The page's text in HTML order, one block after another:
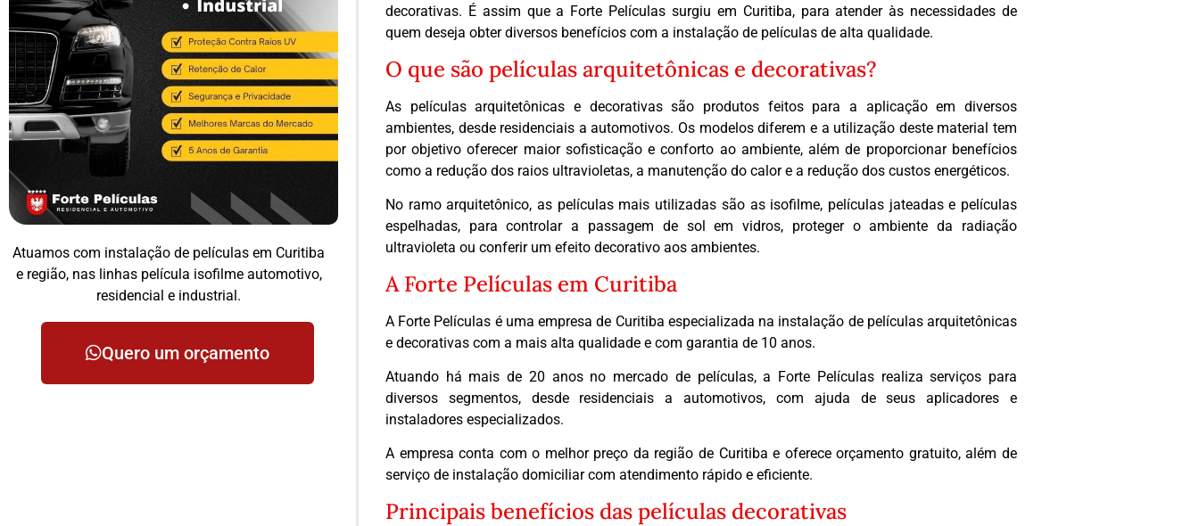
Atuamos com instalação de películas em Curitiba
e região, nas linhas película isofilme automotivo,
residencial e industrial.
Quero um orçamento
decorativas. É assim que a Forte Películas surgiu em Curitiba, para atender às necessidades de
quem deseja obter diversos benefícios com a instalação de películas de alta qualidade.
O que são películas arquitetônicas e decorativas?
As películas arquitetônicas e decorativas são produtos feitos para a aplicação em diversos
ambientes, desde residenciais a automotivos. Os modelos diferem e a utilização deste material tem
por objetivo oferecer maior sofisticação e conforto ao ambiente, além de proporcionar benefícios
como a redução dos raios ultravioletas, a manutenção do calor e a redução dos custos energéticos.
No ramo arquitetônico, as películas mais utilizadas são as isofilme, películas jateadas e películas
espelhadas, para controlar a passagem de sol em vidros, proteger o ambiente da radiação
ultravioleta ou conferir um efeito decorativo aos ambientes.
A Forte Películas em Curitiba
A Forte Películas é uma empresa de Curitiba especializada na instalação de películas arquitetônicas
e decorativas com a mais alta qualidade e com garantia de 10 anos.
Atuando há mais de 20 anos no mercado de películas, a Forte Películas realiza serviços para
diversos segmentos, desde residenciais a automotivos, com ajuda de seus aplicadores e
instaladores especializados.
A empresa conta com o melhor preço da região de Curitiba e oferece orçamento gratuito, além de
serviço de instalação domiciliar com atendimento rápido e eficiente.
Principais benefícios das películas decorativas